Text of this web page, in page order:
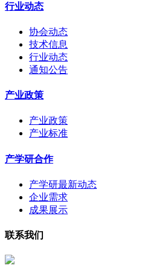
行业动态
协会动态
技术信息
行业动态
通知公告
产业政策
产业政策
产业标准
产学研合作
产学研最新动态
企业需求
成果展示
联系我们